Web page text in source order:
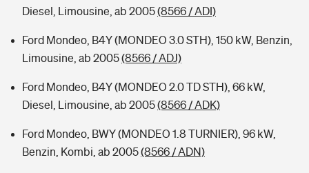
Diesel, Limousine, ab 2005(8566 / ADI)
Ford Mondeo, B4Y (MONDEO 3.0 STH), 150 kW, Benzin,
Limousine, ab 2005(8566 / ADJ)
Ford Mondeo, B4Y (MONDEO 2.0 TD STH), 66 kW,
Diesel, Limousine, ab 2005(8566 / ADK)
Ford Mondeo, BWY (MONDEO 1.8 TURNIER), 96 kW,
Benzin, Kombi, ab 2005(8566 / ADN)